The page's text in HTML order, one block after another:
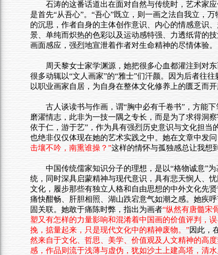
石涛的这番话道出在面对自然与传统时，艺术家
是首先“从吾心”。“吾心”既立，则一画之法自我立，
的沉思，作者自身的主体创作意识、内心的情感意识、
景、 单纯而炽热的色彩以及运动感特强、力透纸背的
画面感应，强烈地宣泄着作者对生命精神的尽情体验。
周天黎女士家学渊源，她把很多心血都灌注到对
很多动辄以“文人画家”的“雅士”们汗颜。因为后者往
以职业画家自居，为自身在整体文化修养上的匮乏而
古人谈读书与作画，谓“胸中必有千卷书”，方能
磨濯情志， 此非为一技一隅之专长，而是为了求得洞
依于仁，游于艺”，作为具有强烈历史意识与文化担
也绝非仅仅体现在她的艺术实践之中。她在文章中发
击壤不吟，南熏谁操？”这样的情怀与孤独感总让我想
中国传统儒家知识分子的理想，是以“格物诚意”
统，同时深具启蒙精神与现代意识，具有悲天悯人、
文化， 履步那些有独立人格和自由思想的中外文化先
痛快酣畅、肝胆相照、湖山跌宕意气如潮之感。她疾
固关联。她敢于痛陈时弊，指出为画者“纵然有唐髓宋
塑又有怎样的力量影响和混淆着中国画的价值评判，
挽，掂量起来，只是现代文化中的精神废物。”因此，
然来自于文化、哲思、美学、价值观及人文精神的高
感，作品则流于浅薄与虚伪，犹如沙土上建高塔，清